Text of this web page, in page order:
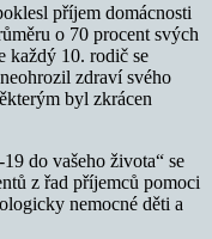
příjem domácnosti
o 70 procent svých
každý 10. rodič se
zdraví svého
byl zkrácen
do vašeho života“ se
z řad příjemců pomoci
nemocné děti a